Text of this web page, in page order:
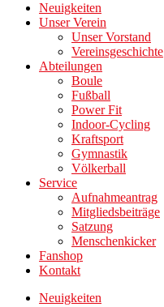
Neuigkeiten
Unser Verein
Unser Vorstand
Vereinsgeschichte
Abteilungen
Boule
Fußball
Power Fit
Indoor-Cycling
Kraftsport
Gymnastik
Völkerball
Service
Aufnahmeantrag
Mitgliedsbeiträge
Satzung
Menschenkicker
Fanshop
Kontakt
Neuigkeiten